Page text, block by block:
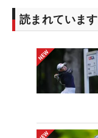
読まれています